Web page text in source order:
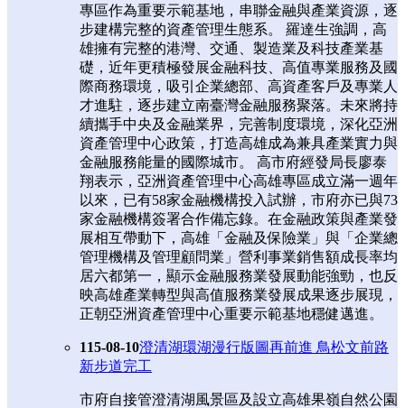
專區作為重要示範基地，串聯金融與產業資源，逐
步建構完整的資產管理生態系。 羅達生強調，高
雄擁有完整的港灣、交通、製造業及科技產業基
礎，近年更積極發展金融科技、高值專業服務及國
際商務環境，吸引企業總部、高資產客戶及專業人
才進駐，逐步建立南臺灣金融服務聚落。未來將持
續攜手中央及金融業界，完善制度環境，深化亞洲
資產管理中心政策，打造高雄成為兼具產業實力與
金融服務能量的國際城市。 高市府經發局長廖泰
翔表示，亞洲資產管理中心高雄專區成立滿一週年
以來，已有58家金融機構投入試辦，市府亦已與73
家金融機構簽署合作備忘錄。在金融政策與產業發
展相互帶動下，高雄「金融及保險業」與「企業總
管理機構及管理顧問業」營利事業銷售額成長率均
居六都第一，顯示金融服務業發展動能強勁，也反
映高雄產業轉型與高值服務業發展成果逐步展現，
正朝亞洲資產管理中心重要示範基地穩健邁進。
115-08-10澄清湖環湖漫行版圖再前進 鳥松文前路
新步道完工
市府自接管澄清湖風景區及設立高雄果嶺自然公園